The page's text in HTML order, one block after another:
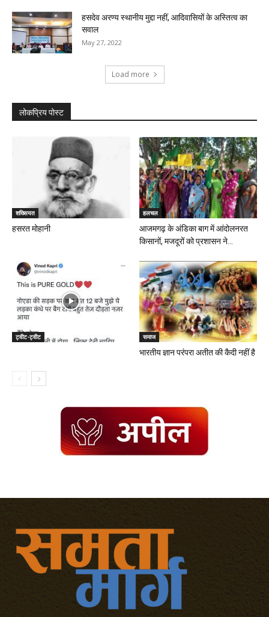
हसदेव अरण्य स्थानीय मुद्दा नहीं, आदिवासियों के अस्तित्व का
सवाल
May 27, 2022
Load more
लोकप्रिय पोस्ट
शख्सियत
हसरत मोहानी
हलचल
आजमगढ़ के अंडिका बाग में आंदोलनरत
किसानों, मजदूरों को प्रशासन ने...
ट्वीट-ट्वीट समाज
भारतीय ज्ञान परंपरा अतीत की कैदी नहीं है